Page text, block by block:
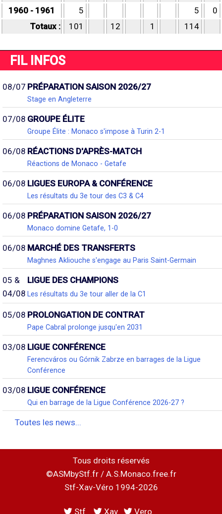
1960 - 1961
5 5
0
Totaux :
101 12 1 114
FIL INFOS
08/07 PRÉPARATION SAISON 2026/27
Stage en Angleterre
07/08 GROUPE ÉLITE
Groupe Élite : Monaco s'impose à Turin 2-1
06/08 RÉACTIONS D'APRÈS-MATCH
Réactions de Monaco - Getafe
06/08 LIGUES EUROPA & CONFÉRENCE
Les résultats du 3e tour des C3 & C4
06/08 PRÉPARATION SAISON 2026/27
Monaco domine Getafe, 1-0
06/08 MARCHÉ DES TRANSFERTS
Maghnes Akliouche s'engage au Paris Saint-Germain
05 &
04/08
LIGUE DES CHAMPIONS
Les résultats du 3e tour aller de la C1
05/08 PROLONGATION DE CONTRAT
Pape Cabral prolonge jusqu'en 2031
03/08 LIGUE CONFÉRENCE
Ferencváros ou Górnik Zabrze en barrages de la Ligue
Conférence
03/08 LIGUE CONFÉRENCE
Qui en barrage de la Ligue Conférence 2026-27 ?
Toutes les news...
Tous droits réservés
©ASMbyStf.fr / A.S.Monaco.free.fr
Stf-Xav-Véro 1994-2026
Stf Xav Vero